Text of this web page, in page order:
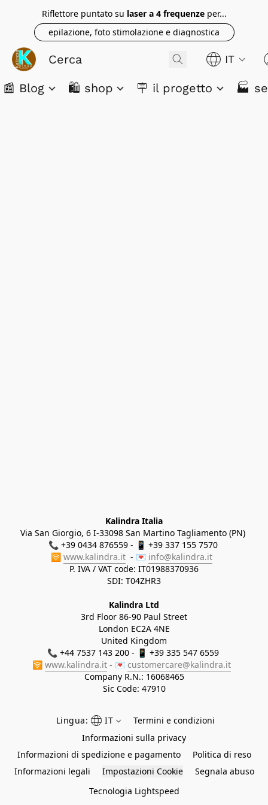
Riflettore puntato su laser a 4 frequenzeper...
epilazione, foto stimolazione e diagnostica
IT
📰 Blog 🛍️ shop 🪧 il progetto 🏭
Kalindra Italia
Via San Giorgio, 6 I-33098 San Martino Tagliamento (PN)
📞 +39 0434 876559 - 📱 +39 337 155 7570
🛜 www.kalindra.it
  - 💌
info@kalindra.it
P. IVA / VAT code: IT01988370936
SDI: T04ZHR3
Kalindra Ltd
3rd Floor 86-90 Paul Street
London EC2A 4NE
United Kingdom
📞 +44 7537 143 200 - 📱 +39 335 547 6559
🛜 www.kalindra.it - 💌 customercare@kalindra.it
Company R.N.: 16068465
Sic Code: 47910
Lingua: IT
Termini e condizioni
Informazioni sulla privacy
Informazioni di spedizione e pagamento
Politica di reso
Informazioni legali
Impostazioni Cookie
Segnala abuso
Tecnologia Lightspeed